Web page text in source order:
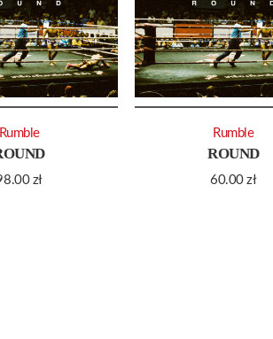
zł
Rumble
ROUND
60.00zł
Rumble